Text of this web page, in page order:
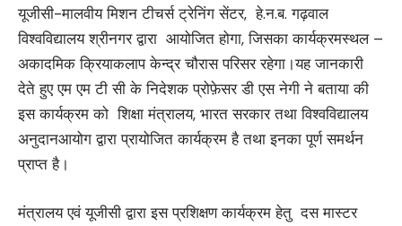
यूजीसी-मालवीय मिशन टीचर्स ट्रेनिंग सेंटर, हे.न.ब. गढ़वाल
विश्वविद्यालय श्रीनगर द्वारा आयोजित होगा, जिसका कार्यक्रमस्थल –
अकादमिक क्रियाकलाप केन्द्र चौरास परिसर रहेगा।यह जानकारी
देते हुए एम एम टी सी के निदेशक प्रोफ़ेसर डी एस नेगी ने बताया की
इस कार्यक्रम को शिक्षा मंत्रालय, भारत सरकार तथा विश्वविद्यालय
अनुदानआयोग द्वारा प्रायोजित कार्यक्रम है तथा इनका पूर्ण समर्थन
प्राप्त है।
मंत्रालय एवं यूजीसी द्वारा इस प्रशिक्षण कार्यक्रम हेतु दस मास्टर